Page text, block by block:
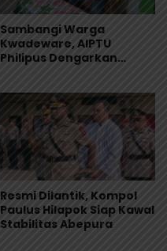
Sambangi Warga
Kwadeware, AIPTU
Philipus Dengarkan
Resmi Dilantik, Kompol
Paulus Hilapok Siap Kawal
Stabilitas Abepura